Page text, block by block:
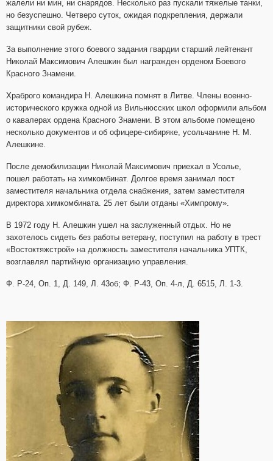
жалели ни мин, ни снарядов. Несколько раз пускали тяжелые танки,
но безуспешно. Четверо суток, ожидая подкрепления, держали
защитники свой рубеж.
За выполнение этого боевого задания гвардии старший лейтенант
Николай Максимович Алешкин был награжден орденом Боевого
Красного Знамени.
Храброго командира Н. Алешкина помнят в Литве. Члены военно-
исторического кружка одной из Вильнюсских школ оформили альбом
о кавалерах ордена Красного Знамени. В этом альбоме помещено
несколько документов и об офицере-сибиряке, усольчанине Н. М.
Алешкине.
После демобилизации Николай Максимович приехал в Усолье,
пошел работать на химкомбинат. Долгое время занимал пост
заместителя начальника отдела снабжения, затем заместителя
директора химкомбината. 25 лет были отданы «Химпрому».
В 1972 году Н. Алешкин ушел на заслуженный отдых. Но не
захотелось сидеть без работы ветерану, поступил на работу в трест
«Востоктяжстрой» на должность заместителя начальника УПТК,
возглавлял партийную организацию управления.
Ф. Р-24, Оп. 1, Д. 149, Л. 43об; Ф. Р-43, Оп. 4-л, Д. 6515, Л. 1-3.